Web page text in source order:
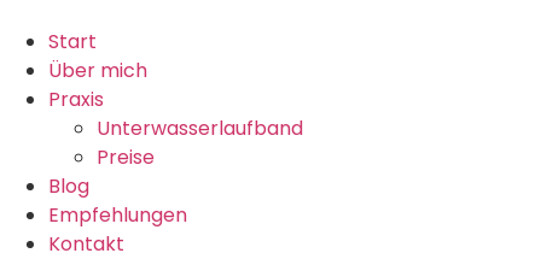
Start
Über mich
Praxis
Unterwasserlaufband
Preise
Blog
Empfehlungen
Kontakt